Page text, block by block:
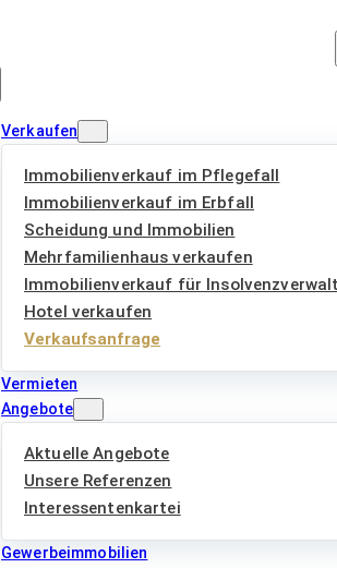
Verkaufen
Immobilienverkauf im Pflegefall
Immobilienverkauf im Erbfall
Scheidung und Immobilien
Mehrfamilienhaus verkaufen
Immobilienverkauf für
Hotel verkaufen
Verkaufsanfrage
Vermieten
Angebote
Aktuelle Angebote
Unsere Referenzen
Interessentenkartei
Gewerbeimmobilien